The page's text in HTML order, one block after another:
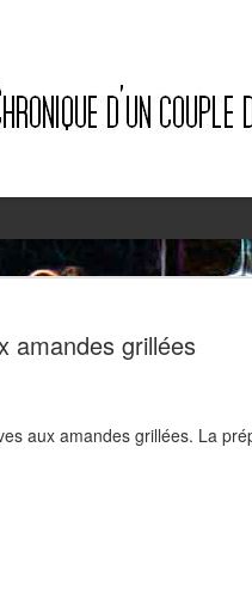
amandes grillées
aux amandes grillées. La
2